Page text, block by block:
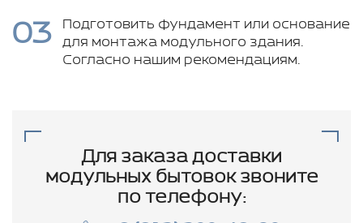
03
Подготовить фундамент или основание
для монтажа модульного здания.
Согласно нашим рекомендациям.
Для заказа доставки
модульных бытовок звоните
по телефону: